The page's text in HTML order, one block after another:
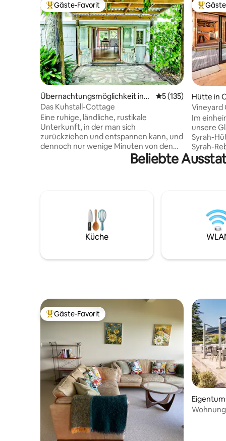
Beliebter Gäste-Favorit.
Gäste-Favorit
Übernachtungsmöglichkeit in
Waipapa
Durchschnittliche
5 (135)
Das Kuhstall-Cottage
Eine ruhige, ländliche, rustikale
Unterkunft, in der man sich
zurückziehen und entspannen kann, und
dennoch nur wenige Minuten von den
Annehmlichkeiten der Stadt und der
Hauptstraße des Northland entfernt.
Melkstandgebäudes aus der Mitte des
letzten Jahrhunderts gelegen, ist das
Cottage gemütlich, komfortabel und
eigenständig, von eigenwilligem Charme
Vogelgesang umgeben. Einfacher
Hütte in
Vineyard
Shack
Im
unsere
Syrah-
Syrah-Reben
Minuten
Bay of Islands
Genieße
Küche
heißen
zwei
Beliebte
Küche
Beliebter Gäste-Favorit.
Gäste-Favorit